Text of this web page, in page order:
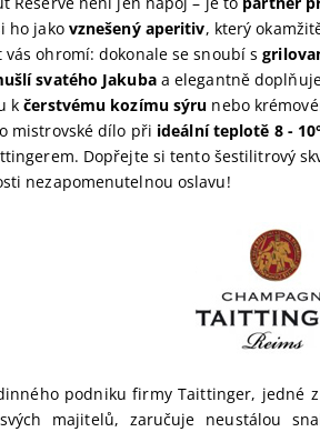
ho jako vznešený aperitiv, který
vás ohromí: dokonale se snoubí s
svatého Jakubaa elegantně
kčerstvému kozímu sýru nebo
mistrovské dílo při ideální teplotě 8 -
Dopřejte si tento šestilitrový
nezapomenutelnou oslavu!
podniku firmy Taittinger, jedné
majitelů, zaručuje neustálou